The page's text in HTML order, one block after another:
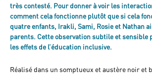
très contesté. Pour donner à voir les
comment cela fonctionne plutôt que si cela
quatre enfants, Irakli, Sami, Rosie et Nathan
parents. Cette observation subtile et sensible
les effets de l’éducation inclusive.
Réalisé dans un somptueux et austère noir et